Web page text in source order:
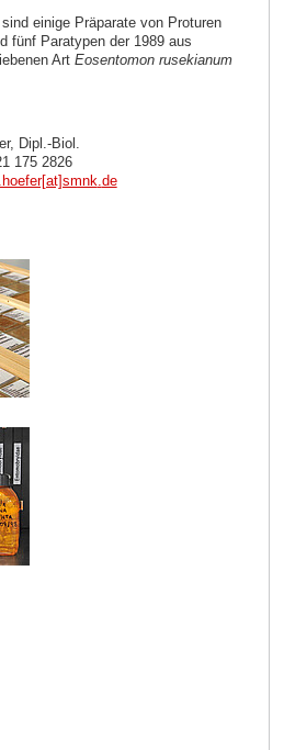
einige Präparate von Proturen
fünf Paratypen der 1989 aus
Art Eosentomon rusekianum
Dipl.-Biol.
175 2826
.de